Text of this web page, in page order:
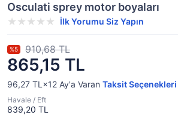
Osculati sprey motor boyaları
İlk Yorumu Siz Yapın
865,15 TL
%5 910,68 TL
96,27 TL×12 Ay'a Varan Taksit Seçenekleri
Havale / Eft
839,20 TL